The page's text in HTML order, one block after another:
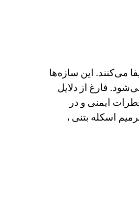
می‌کنند. این سازه‌ها
فارغ از دلایل
ایمنی و در
اسکله بتنی ،